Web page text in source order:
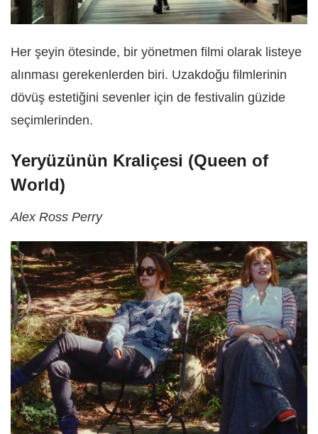
Her şeyin ötesinde, bir yönetmen filmi olarak listeye
alınması gerekenlerden biri. Uzakdoğu filmlerinin
dövüş estetiğini sevenler için de festivalin güzide
seçimlerinden.
Yeryüzünün Kraliçesi (Queen of
World)
Alex Ross Perry